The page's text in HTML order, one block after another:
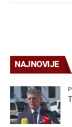
NAJNOVIJE